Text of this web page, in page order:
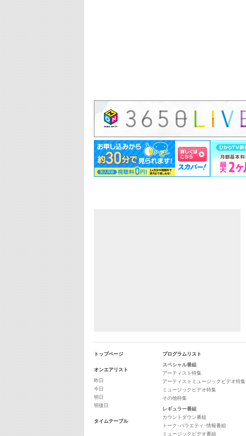
トップページ
オンエアリスト
昨日
今日
明日
明後日
タイムテーブル
プログラムリスト
スペシャル番組
アーティスト特集
アーティストミュージックビデオ特集
ミュージックビデオ特集
その他特集
レギュラー番組
カウントダウン番組
トーク･バラエティ･情報番組
ミュージックビデオ番組